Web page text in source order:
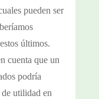
pueden ser
últimos.
cuenta que un
podría
de utilidad en